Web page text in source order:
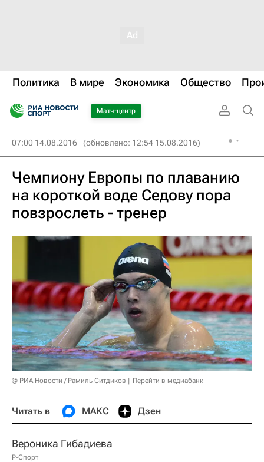
Политика В мире Экономика Общество
Матч-центр
07:00 14.08.2016 (обновлено: 12:54 15.08.2016)
Чемпиону Европы по плаванию
на короткой воде Седову пора
повзрослеть - тренер
© РИА Новости / Рамиль Ситдиков Перейти в медиабанк
Читать в МАКС Дзен
Вероника Гибадиева
Р-Спорт